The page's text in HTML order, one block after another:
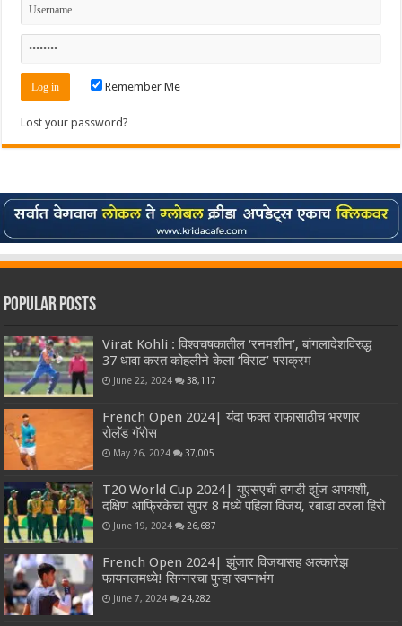
Remember Me
Lost your password?
Popular Posts
Virat Kohli : विश्वचषकातील ‘रनमशीन’, बांगलादेशविरुद्ध
37 धावा करत कोहलीने केला ‘विराट’ पराक्रम
June 22, 2024 38,117
French Open 2024| यंदा फक्त राफासाठीच भरणार
रोलॅंड गॅरोस
May 26, 2024 37,005
T20 World Cup 2024| युएसएची तगडी झुंज अपयशी,
दक्षिण आफ्रिकेचा सुपर 8 मध्ये पहिला विजय, रबाडा ठरला हिरो
June 19, 2024 26,687
French Open 2024| झुंजार विजयासह अल्कारेझ
फायनलमध्ये! सिन्नरचा पुन्हा स्वप्नभंग
June 7, 2024 24,282